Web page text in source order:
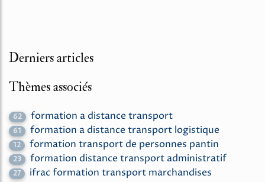
Derniers articles
Thèmes associés
62 formation a distance transport
61 formation a distance transport logistique
12 formation transport de personnes pantin
23 formation distance transport administratif
27 ifrac formation transport marchandises